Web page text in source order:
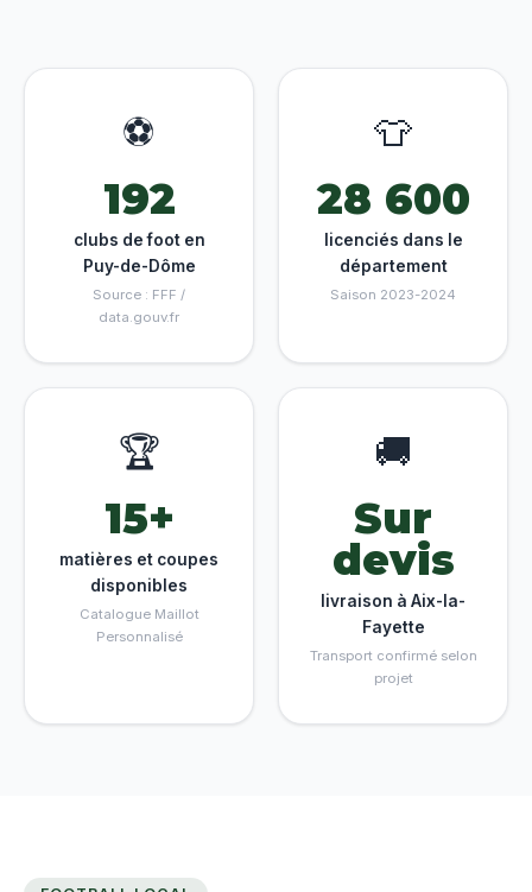
⚽
192
clubs de foot en
Puy-de-Dôme
Source : FFF /
data.gouv.fr
👕
28 600
licenciés dans le
département
Saison 2023-2024
🏆
15+
matières et coupes
disponibles
Catalogue Maillot
Personnalisé
🚚
Sur
devis
livraison à Aix-la-
Fayette
Transport confirmé selon
projet